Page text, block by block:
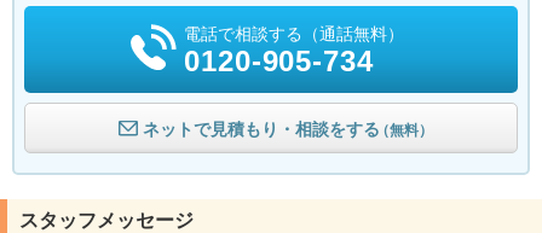
電話で相談する（通話無料）
0120-905-734
ネットで見積もり・相談をする（無料）
スタッフメッセージ